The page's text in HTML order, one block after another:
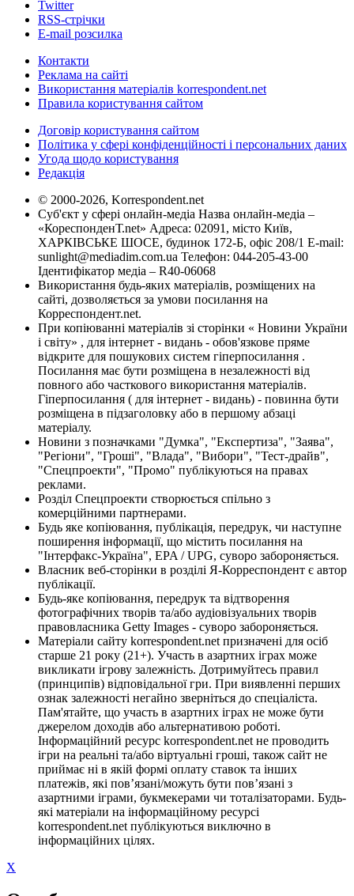
Twitter
RSS-стрічки
E-mail розсилка
Контакти
Реклама на сайті
Використання матеріалів korrespondent.net
Правила користування сайтом
Договір користування сайтом
Політика у сфері конфіденційності і персональних даних
Угода щодо користування
Редакція
© 2000-2026, Korrespondent.net
Суб'єкт у сфері онлайн-медіа Назва онлайн-медіа –
«КореспонденТ.net» Адреса: 02091, місто Київ,
ХАРКІВСЬКЕ ШОСЕ, будинок 172-Б, офіс 208/1 E-mail:
sunlight@mediadim.com.ua Телефон: 044-205-43-00
Ідентифікатор медіа – R40-06068
Використання будь-яких матеріалів, розміщених на
сайті, дозволяється за умови посилання на
Корреспондент.net.
При копіюванні матеріалів зі сторінки « Новини України
і світу» , для інтернет - видань - обов'язкове пряме
відкрите для пошукових систем гіперпосилання .
Посилання має бути розміщена в незалежності від
повного або часткового використання матеріалів.
Гіперпосилання ( для інтернет - видань) - повинна бути
розміщена в підзаголовку або в першому абзаці
матеріалу.
Новини з позначками "Думка", "Експертиза", "Заява",
"Регіони", "Гроші", "Влада", "Вибори", "Тест-драйв",
"Спецпроекти", "Промо" публікуються на правах
реклами.
Розділ Спецпроекти створюється спільно з
комерційними партнерами.
Будь яке копіювання, публікація, передрук, чи наступне
поширення інформації, що містить посилання на
"Інтерфакс-Україна", EPA / UPG, суворо забороняється.
Власник веб-сторінки в розділі Я-Корреспондент є автор
публікації.
Будь-яке копіювання, передрук та відтворення
фотографічних творів та/або аудіовізуальних творів
правовласника Getty Images - суворо забороняється.
Матеріали сайту korrespondent.net призначені для осіб
старше 21 року (21+). Участь в азартних іграх може
викликати ігрову залежність. Дотримуйтесь правил
(принципів) відповідальної гри. При виявленні перших
ознак залежності негайно зверніться до спеціаліста.
Пам'ятайте, що участь в азартних іграх не може бути
джерелом доходів або альтернативою роботі.
Інформаційний ресурс korrespondent.net не проводить
ігри на реальні та/або віртуальні гроші, також сайт не
приймає ні в якій формі оплату ставок та інших
платежів, які пов’язані/можуть бути пов’язані з
азартними іграми, букмекерами чи тоталізаторами. Будь-
які матеріали на інформаційному ресурсі
korrespondent.net публікуються виключно в
інформаційних цілях.
X